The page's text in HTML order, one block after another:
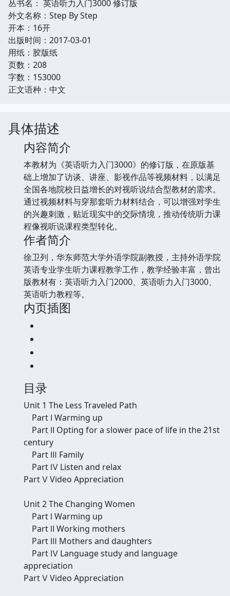
丛书名： 英语听力入门3000 修订版
外文名称：Step By Step
开本：16开
出版时间：2017-03-01
用纸：胶版纸
页数：208
字数：153000
正文语种：中文
具体描述
内容简介
本教材为《英语听力入门3000》的修订版，在原版基
础上增加了访谈、讲座、影视作品等视频材料，以满足
全国各地院校日益增长的对视听说结合型教材的需求。
通过视频材料与穿那套听力材料结合，可以增强对学生
的兴趣刺激，贴近现实中的交际情境，推动传统听力课
程像视听说课程类型转化。
作者简介
徐卫列，华东师范大学外语学院副教授，主持外语学院
英语专业学生听力课程教学工作，教学经验丰富，曾出
版教材有：英语听力入门2000、英语听力入门3000、
英语听力教程等。
内页插图
目录
Unit 1 The Less Traveled Path
Part Ⅰ Warming up
Part Ⅱ Opting for a slower pace of life in the 21st
century
Part Ⅲ Family
Part Ⅳ Listen and relax
Part Ⅴ Video Appreciation
Unit 2 The Changing Women
Part Ⅰ Warming up
Part Ⅱ Working mothers
Part Ⅲ Mothers and daughters
Part Ⅳ Language study and language
appreciation
Part Ⅴ Video Appreciation